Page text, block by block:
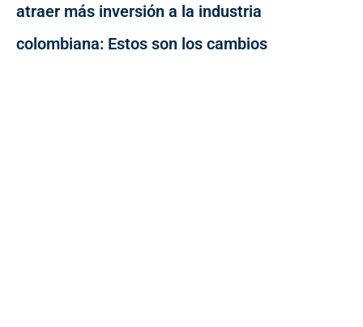
atraer más inversión a la industria
colombiana: Estos son los cambios